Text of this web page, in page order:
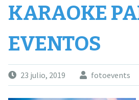
KARAOKE
EVENTOS
23 julio, 2019 fotoevents